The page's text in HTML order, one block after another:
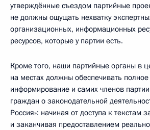
утверждённые съездом партийные
не должны ощущать нехватку
организационных, информационных
ресурсов, которые у партии есть.
Кроме того, наши партийные органы в
на местах должны обеспечивать
информирование и самих членов
граждан о законодательной
Россия»: начиная от доступа к текстам
и заканчивая предоставлением